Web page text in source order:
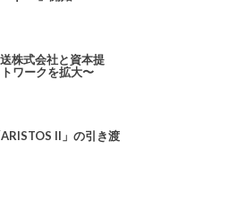
株式会社と資本提
ワークを拡大〜
II」の引き渡